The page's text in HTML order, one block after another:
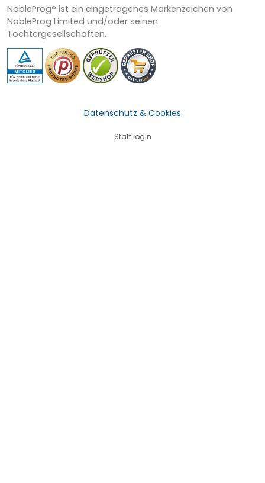
NobleProg® ist ein eingetragenes Markenzeichen von
NobleProg Limited und/oder seinen
Tochtergesellschaften.
Datenschutz & Cookies
Staff login